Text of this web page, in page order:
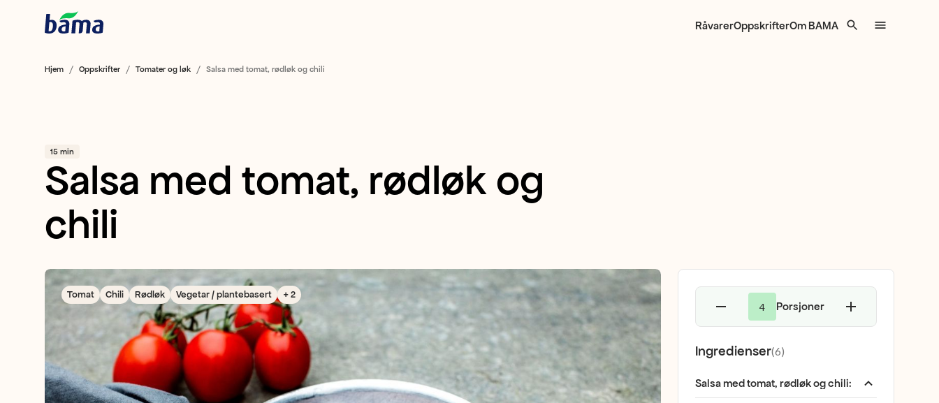
RåvarerOppskrifterOm BAMA
Hjem Oppskrifter Tomater og løk Salsa med tomat, rødløk og chili
15 min
Salsa med tomat, rødløk og
chili
Tomat Chili Rødløk Vegetar / plantebasert + 2
4 Porsjoner
Ingredienser(6)
Salsa med tomat, rødløk og chili: